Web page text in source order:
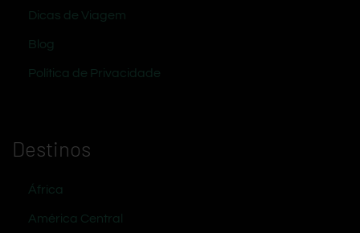
Dicas de Viagem
Blog
Política de Privacidade
Destinos
África
América Central